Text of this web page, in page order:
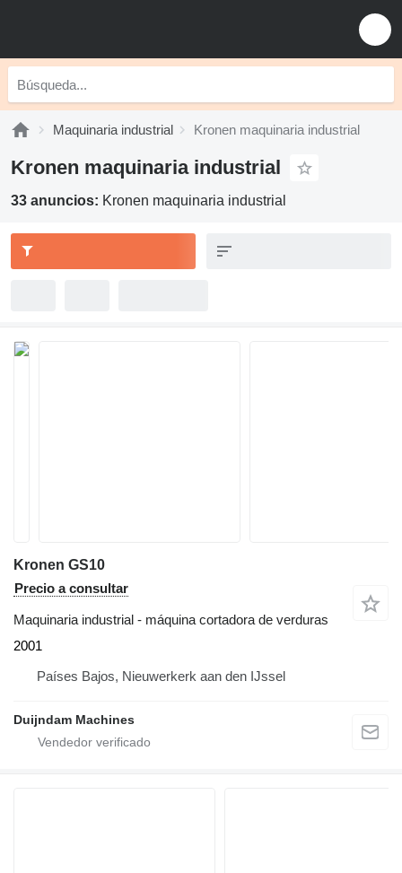
Maquinaria industrial Kronen maquinaria industrial
Kronen maquinaria industrial
33 anuncios: Kronen maquinaria industrial
Kronen GS10
Precio a consultar
Maquinaria industrial - máquina cortadora de verduras
2001
Países Bajos, Nieuwerkerk aan den IJssel
Duijndam Machines